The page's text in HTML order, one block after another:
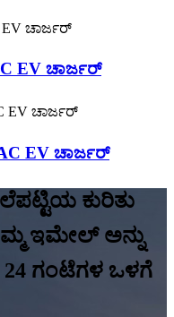
EV ಚಾರ್ಜರ್
EV ಚಾರ್ಜರ್
ಕುರಿತು
ಇಮೇಲ್ ಅನ್ನು
24 ಗಂಟೆಗಳ ಒಳಗೆ